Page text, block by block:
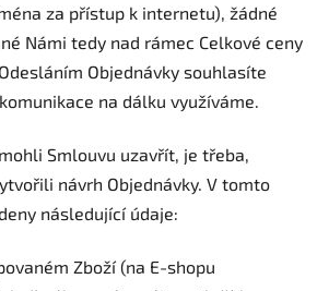
za přístup k internetu), žádné
Námi tedy nad rámec Celkové ceny
Objednávky souhlasíte
na dálku využíváme.
Smlouvu uzavřít, je třeba,
návrh Objednávky. V tomto
následující údaje:
Zboží (na E-shopu